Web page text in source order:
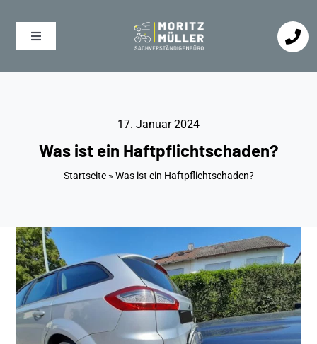
springenToggle
Einsatzgebiete
Über Mich
17. Januar 2024
Was ist ein Haftpflichtschaden?
Startseite» Was ist ein Haftpflichtschaden?